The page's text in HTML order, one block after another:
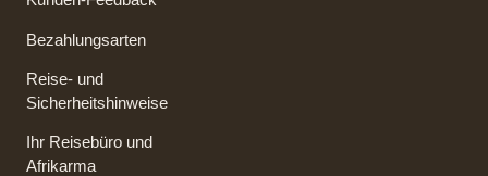
Bezahlungsarten
Reise- und
Sicherheitshinweise
Ihr Reisebüro und
Afrikarma